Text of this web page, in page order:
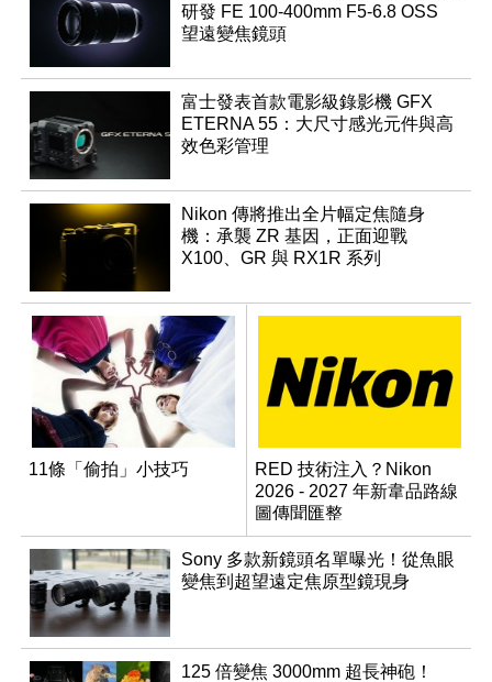
研發 FE 100-400mm F5-6.8 OSS
望遠變焦鏡頭
富士發表首款電影級錄影機 GFX
ETERNA 55：大尺寸感光元件與高
效色彩管理
Nikon 傳將推出全片幅定焦隨身
機：承襲 ZR 基因，正面迎戰
X100、GR 與 RX1R 系列
11條「偷拍」小技巧
RED 技術注入？Nikon
2026 - 2027 年新韋品路線
圖傳聞匯整
Sony 多款新鏡頭名單曝光！從魚眼
變焦到超望遠定焦原型鏡現身
125 倍變焦 3000mm 超長神砲！